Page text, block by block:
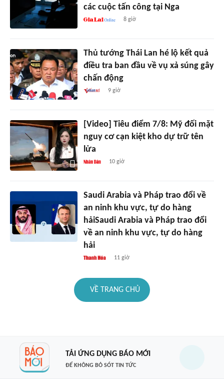
các cuộc tấn công tại Nga
8 giờ
Thủ tướng Thái Lan hé lộ kết quả
điều tra ban đầu về vụ xả súng gây
chấn động
9 giờ
[Video] Tiêu điểm 7/8: Mỹ đối mặt
nguy cơ cạn kiệt kho dự trữ tên
lửa
10 giờ
Saudi Arabia và Pháp trao đổi về
an ninh khu vực, tự do hàng
hảiSaudi Arabia và Pháp trao đổi
về an ninh khu vực, tự do hàng
hải
11 giờ
VỀ TRANG CHỦ
TẢI ỨNG DỤNG BÁO MỚI
ĐỂ KHÔNG BỎ SÓT TIN TỨC